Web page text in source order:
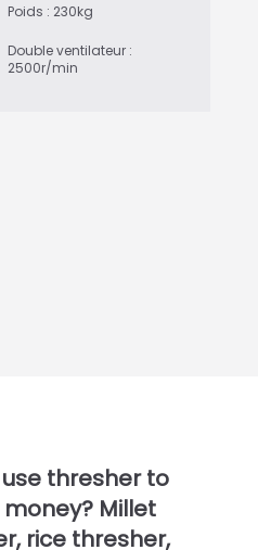
Poids : 230kg
Double ventilateur :
2500r/min